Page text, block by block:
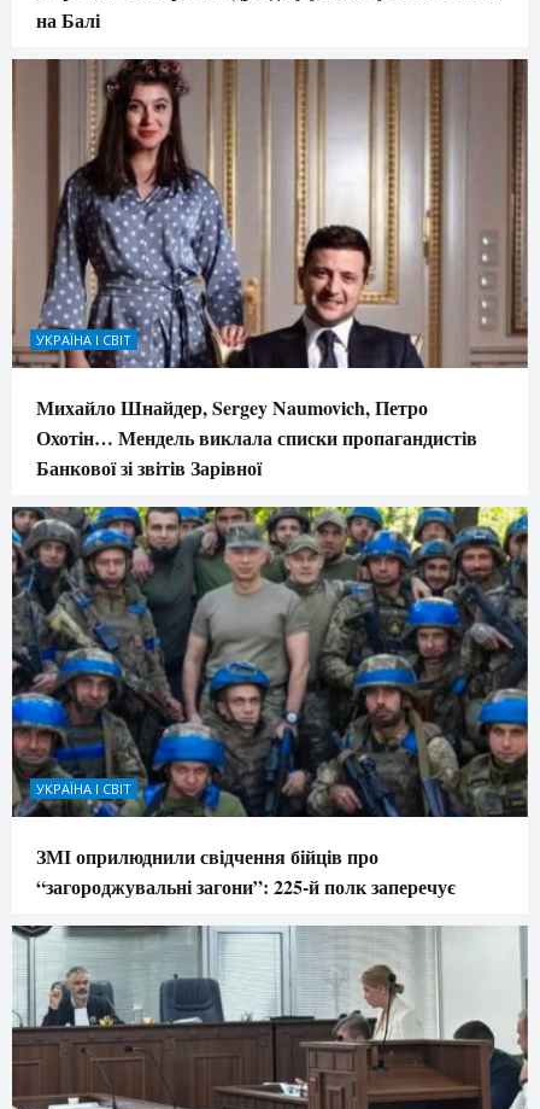
на Балі
УКРАЇНА І СВІТ
Михайло Шнайдер, Sergey Naumovich, Петро
Охотін… Мендель виклала списки пропагандистів
Банкової зі звітів Зарівної
УКРАЇНА І СВІТ
ЗМІ оприлюднили свідчення бійців про
“загороджувальні загони”: 225-й полк заперечує